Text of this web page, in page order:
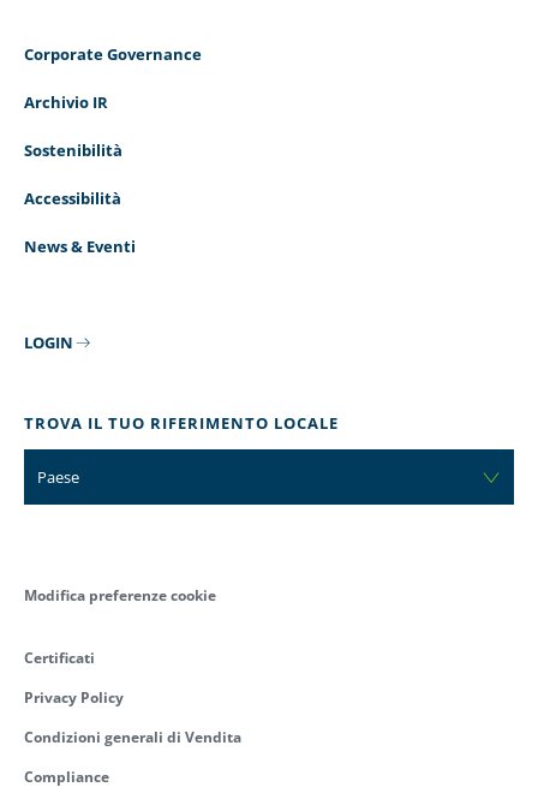
Corporate Governance
Archivio IR
Sostenibilità
Accessibilità
News & Eventi
LOGIN
TROVA IL TUO RIFERIMENTO LOCALE
Paese
Modifica preferenze cookie
Certificati
Privacy Policy
Condizioni generali di Vendita
Compliance